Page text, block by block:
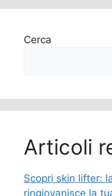
Cerca
Articoli
Scopri skin lifter:
ringiovanisce la